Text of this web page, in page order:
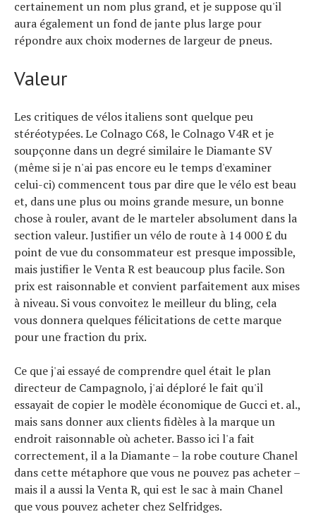
certainement un nom plus grand, et je suppose qu'il
aura également un fond de jante plus large pour
répondre aux choix modernes de largeur de pneus.
Valeur
Les critiques de vélos italiens sont quelque peu
stéréotypées. Le Colnago C68, le Colnago V4R et je
soupçonne dans un degré similaire le Diamante SV
(même si je n'ai pas encore eu le temps d'examiner
celui-ci) commencent tous par dire que le vélo est beau
et, dans une plus ou moins grande mesure, un bonne
chose à rouler, avant de le marteler absolument dans la
section valeur. Justifier un vélo de route à 14 000 £ du
point de vue du consommateur est presque impossible,
mais justifier le Venta R est beaucoup plus facile. Son
prix est raisonnable et convient parfaitement aux mises
à niveau. Si vous convoitez le meilleur du bling, cela
vous donnera quelques félicitations de cette marque
pour une fraction du prix.
Ce que j'ai essayé de comprendre quel était le plan
directeur de Campagnolo, j'ai déploré le fait qu'il
essayait de copier le modèle économique de Gucci et. al.,
mais sans donner aux clients fidèles à la marque un
endroit raisonnable où acheter. Basso ici l'a fait
correctement, il a la Diamante – la robe couture Chanel
dans cette métaphore que vous ne pouvez pas acheter –
mais il a aussi la Venta R, qui est le sac à main Chanel
que vous pouvez acheter chez Selfridges.